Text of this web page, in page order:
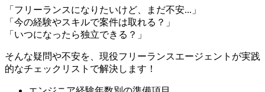
「フリーランスになりたいけど、まだ不安...」
「今の経験やスキルで案件は取れる？」
「いつになったら独立できる？」
そんな疑問や不安を、現役フリーランスエージェントが実践
的なチェックリストで解決します！